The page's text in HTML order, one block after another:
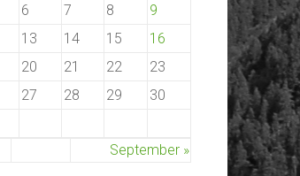
6 7 8
9
13 14 15
16
20 21 22
23
27 28 29
30
September »